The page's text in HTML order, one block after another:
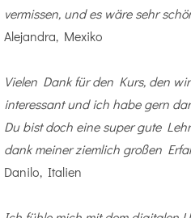
vermissen, und es wäre sehr
Alejandra, Mexiko
Vielen Dank für den Kurs, den
interessant und ich habe gern
Du bist doch eine super gute
dank meiner ziemlich großen
Danilo, Italien